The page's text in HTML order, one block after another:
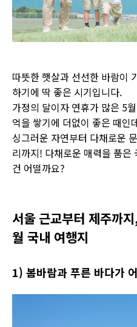
따뜻한 햇살과 선선한 바람이
하기에 딱 좋은 시기입니다.
가정의 달이자 연휴가 많은 5
억을 쌓기에 더없이 좋은 때인
싱그러운 자연부터 다채로운
리까지! 다채로운 매력을 품은
건 어떨까요?
서울 근교부터 제주까
월 국내 여행지
1) 봄바람과 푸른 바다가